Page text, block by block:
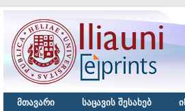
მთავარი საცავის შესახებ